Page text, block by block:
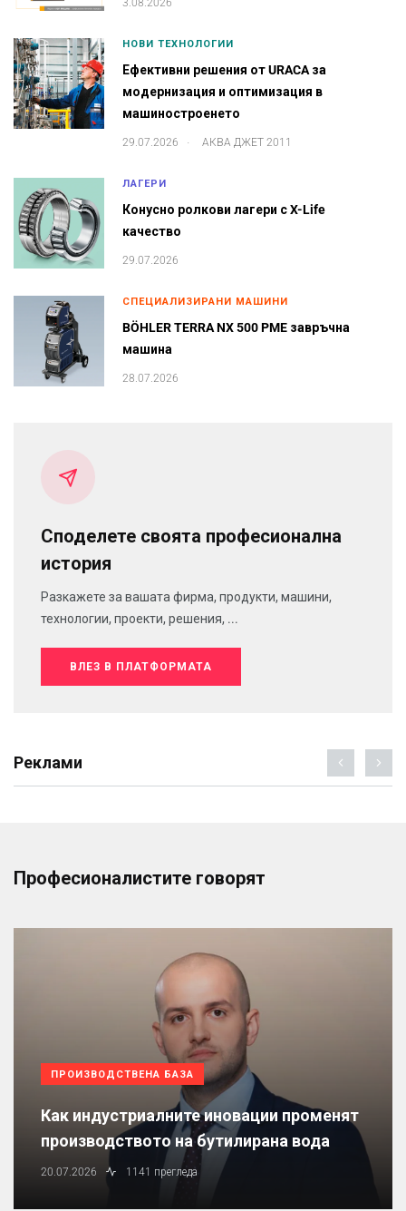
НОВИ ТЕХНОЛОГИИ
Ефективни решения от URACA за
модернизация и оптимизация в
машиностроенето
29.07.2026 АКВА ДЖЕТ 2011
ЛАГЕРИ
Конусно ролкови лагери с X-Life
качество
29.07.2026
СПЕЦИАЛИЗИРАНИ МАШИНИ
BÖHLER TERRA NX 500 PME завръчна
машина
28.07.2026
Споделете своята професионална
история
Разкажете за вашата фирма, продукти, машини,
технологии, проекти, решения, ...
ВЛЕЗ В ПЛАТФОРМАТА
Реклами
Професионалистите говорят
ПРОИЗВОДСТВЕНА БАЗА
Как индустриалните иновации променят
производството на бутилирана вода
20.07.2026 1141 прегледа